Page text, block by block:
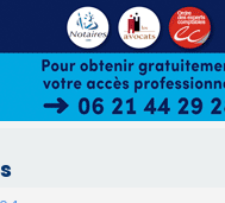
des
les étoiles